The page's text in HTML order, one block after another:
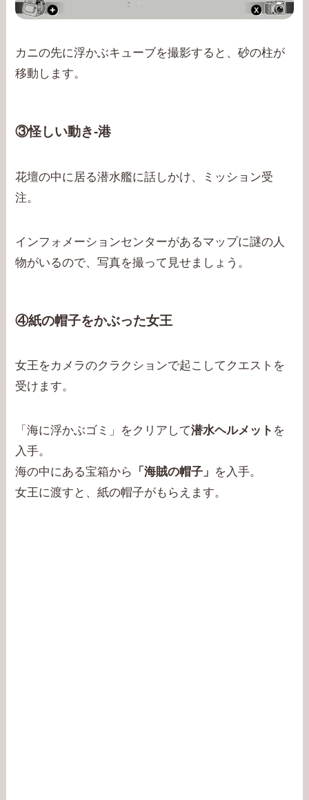
カニの先に浮かぶキューブを撮影すると、砂の柱が
移動します。
③怪しい動き-港
花壇の中に居る潜水艦に話しかけ、ミッション受
注。
インフォメーションセンターがあるマップに謎の人
物がいるので、写真を撮って見せましょう。
④紙の帽子をかぶった女王
女王をカメラのクラクションで起こしてクエストを
受けます。
「海に浮かぶゴミ」をクリアして潜水ヘルメット を
入手。
海の中にある宝箱から
「海賊の帽子」 を入手。
女王に渡すと、紙の帽子がもらえます。